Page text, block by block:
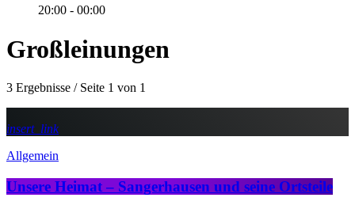
20:00 - 00:00
Großleinungen
3 Ergebnisse / Seite 1 von 1
insert_link
Allgemein
Unsere Heimat – Sangerhausen und seine Ortsteile